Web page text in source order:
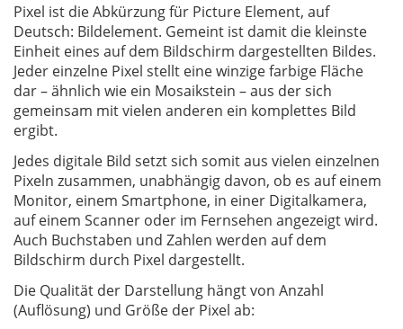
Pixel ist die Abkürzung für Picture Element, auf
Deutsch: Bildelement. Gemeint ist damit die kleinste
Einheit eines auf dem Bildschirm dargestellten Bildes.
Jeder einzelne Pixel stellt eine winzige farbige Fläche
dar – ähnlich wie ein Mosaikstein – aus der sich
gemeinsam mit vielen anderen ein komplettes Bild
ergibt.
Jedes digitale Bild setzt sich somit aus vielen einzelnen
Pixeln zusammen, unabhängig davon, ob es auf einem
Monitor, einem Smartphone, in einer Digitalkamera,
auf einem Scanner oder im Fernsehen angezeigt wird.
Auch Buchstaben und Zahlen werden auf dem
Bildschirm durch Pixel dargestellt.
Die Qualität der Darstellung hängt von Anzahl
(Auflösung) und Größe der Pixel ab: